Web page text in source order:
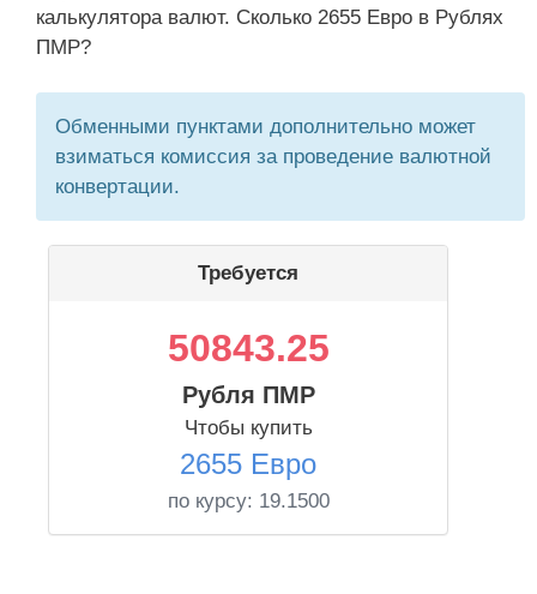
калькулятора валют. Сколько 2655 Евро в Рублях
ПМР?
Обменными пунктами дополнительно может
взиматься комиссия за проведение валютной
конвертации.
Требуется
50843.25
Рубля ПМР
Чтобы купить
2655 Евро
по курсу: 19.1500